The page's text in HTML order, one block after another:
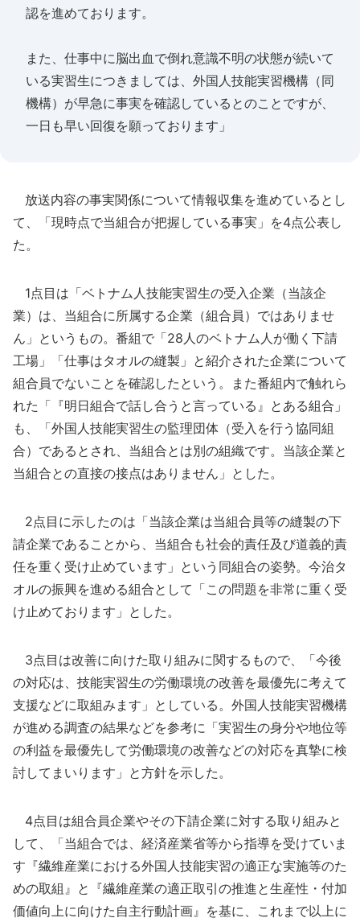
認を進めております。
また、仕事中に脳出血で倒れ意識不明の状態が続いて
いる実習生につきましては、外国人技能実習機構（同
機構）が早急に事実を確認しているとのことですが、
一日も早い回復を願っております」
放送内容の事実関係について情報収集を進めているとし
て、「現時点で当組合が把握している事実」を4点公表し
た。
1点目は「ベトナム人技能実習生の受入企業（当該企
業）は、当組合に所属する企業（組合員）ではありませ
ん」というもの。番組で「28人のベトナム人が働く下請
工場」「仕事はタオルの縫製」と紹介された企業について
組合員でないことを確認したという。また番組内で触れら
れた「『明日組合で話し合うと言っている』とある組合」
も、「外国人技能実習生の監理団体（受入を行う協同組
合）であるとされ、当組合とは別の組織です。当該企業と
当組合との直接の接点はありません」とした。
2点目に示したのは「当該企業は当組合員等の縫製の下
請企業であることから、当組合も社会的責任及び道義的責
任を重く受け止めています」という同組合の姿勢。今治タ
オルの振興を進める組合として「この問題を非常に重く受
け止めております」とした。
3点目は改善に向けた取り組みに関するもので、「今後
の対応は、技能実習生の労働環境の改善を最優先に考えて
支援などに取組みます」としている。外国人技能実習機構
が進める調査の結果などを参考に「実習生の身分や地位等
の利益を最優先して労働環境の改善などの対応を真摯に検
討してまいります」と方針を示した。
4点目は組合員企業やその下請企業に対する取り組みと
して、「当組合では、経済産業省等から指導を受けていま
す『繊維産業における外国人技能実習の適正な実施等のた
めの取組』と『繊維産業の適正取引の推進と生産性・付加
価値向上に向けた自主行動計画』を基に、これまで以上に